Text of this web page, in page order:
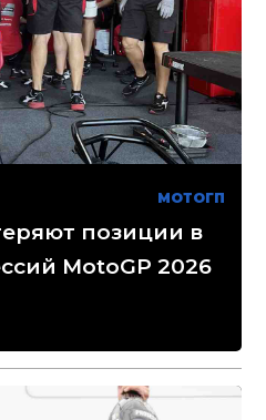
МОТОГП
позиции в
MotoGP 2026